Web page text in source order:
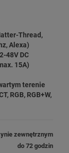
Thread,
Alexa)
48V DC
15A)
terenie
RGB, RGB+W,
zewnętrznym
do 72 godzin